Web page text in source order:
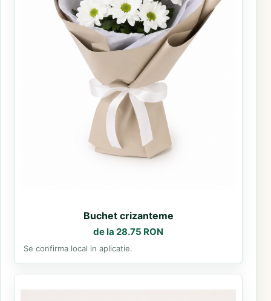
Buchet crizanteme
de la 28.75 RON
Se confirma local in aplicatie.